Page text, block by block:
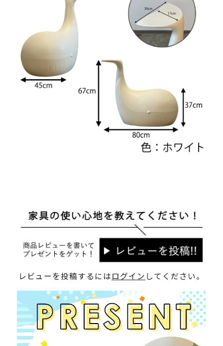
レビューを投稿するにはログイン してください。